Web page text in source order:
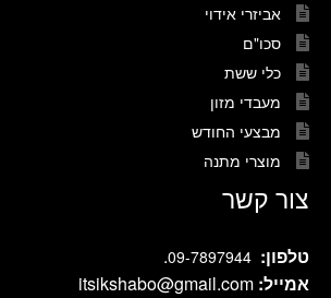
אביזרי אידוי
סכו"ם
כלי ששת
מעבדי מזון
מבצעי החודש
מוצרי מתנה
צור קשר
טלפון: 09-7897944
.
אמייל: itsikshabo@gmail.com